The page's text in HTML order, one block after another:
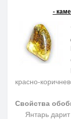
-
красно-
Свойства
Янтарь дарит